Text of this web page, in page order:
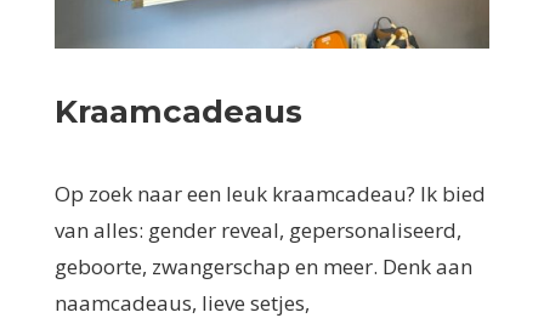
Kraamcadeaus
Op zoek naar een leuk kraamcadeau? Ik bied
van alles: gender reveal, gepersonaliseerd,
geboorte, zwangerschap en meer. Denk aan
naamcadeaus, lieve setjes,